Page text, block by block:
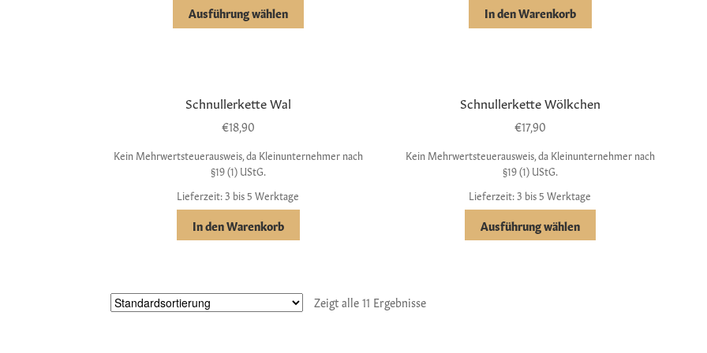
Ausführung wählen In den Warenkorb
Schnullerkette Wal
€18,90
Kein Mehrwertsteuerausweis, da Kleinunternehmer nach
§19 (1) UStG.
Lieferzeit: 3 bis 5 Werktage
In den Warenkorb
Schnullerkette Wölkchen
€17,90
Kein Mehrwertsteuerausweis, da Kleinunternehmer nach
§19 (1) UStG.
Lieferzeit: 3 bis 5 Werktage
Ausführung wählen
Zeigt alle 11 Ergebnisse